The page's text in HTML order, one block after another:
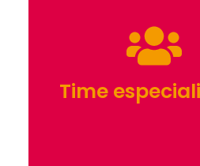
Time